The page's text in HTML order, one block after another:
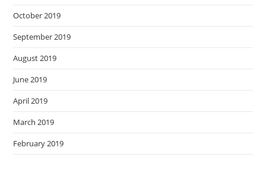
October 2019
September 2019
August 2019
June 2019
April 2019
March 2019
February 2019